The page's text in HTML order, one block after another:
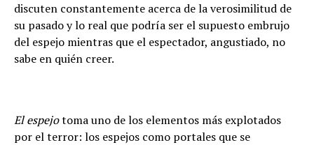
discuten constantemente acerca de la verosimilitud de
su pasado y lo real que podría ser el supuesto embrujo
del espejo mientras que el espectador, angustiado, no
sabe en quién creer.
El espejotoma uno de los elementos más explotados
por el terror: los espejos como portales que se